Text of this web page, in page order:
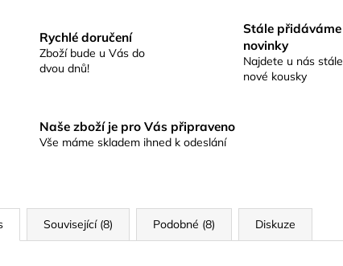
Rychlé doručení
Zboží bude u Vás do
dvou dnů!
Stále přidáváme
novinky
Najdete u nás stále
nové kousky
Naše zboží je pro Vás připraveno
Vše máme skladem ihned k odeslání
Související (8) Podobné (8) Diskuze